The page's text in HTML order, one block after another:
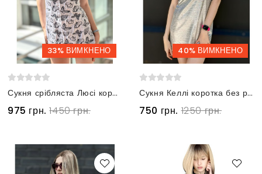
33% ВИМКНЕНО
Сукня срібляста Люсі коротка з принтом метелики на бретелях
975 грн. 1450 грн.
40% ВИМКНЕНО
Сукня Келлі коротка без рукавів срібляста
750 грн. 1250 грн.